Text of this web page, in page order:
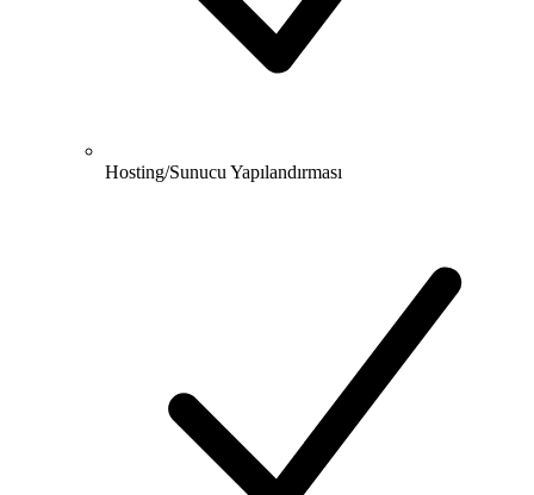
Hosting/Sunucu Yapılandırması